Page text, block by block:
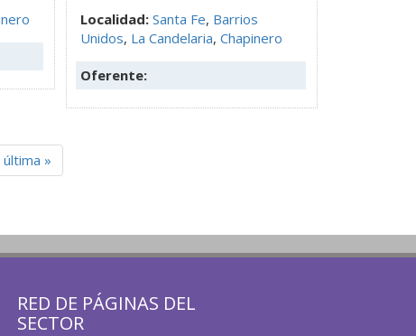
Localidad: Santa Fe, Barrios
Unidos, La Candelaria, Chapinero
Oferente:
última »
RED DE PÁGINAS DEL
SECTOR